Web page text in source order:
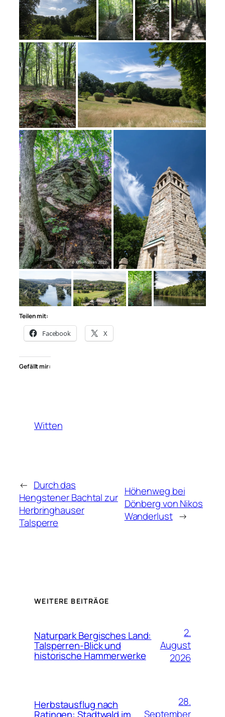
Teilen mit:
Facebook X
Gefällt mir:
Witten
← Durch das
Hengstener Bachtal zur
Herbringhauser
Talsperre
Höhenweg bei
Dönberg von Nikos
Wanderlust →
WEITERE BEITRÄGE
Naturpark Bergisches Land:
Talsperren-Blick und
historische Hammerwerke
2.
August
2026
Herbstausflug nach
Ratingen: Stadtwald im
28.
September